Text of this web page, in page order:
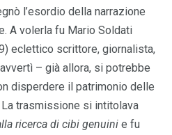
l’esordio della narrazione
A volerla fu Mario Soldati
eclettico scrittore, giornalista,
– già allora, si potrebbe
disperdere il patrimonio delle
trasmissione si intitolava
ricerca di cibi genuini e fu